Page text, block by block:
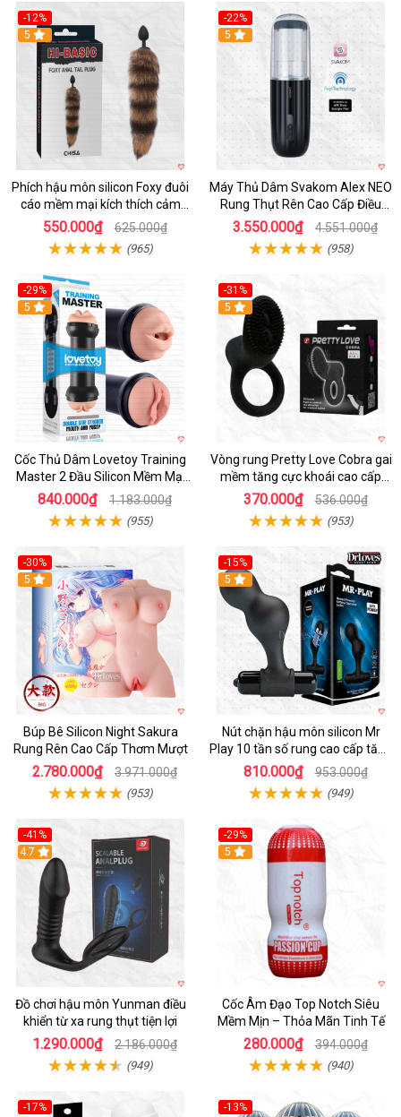
-12%
Hot
5
Phích hậu môn silicon Foxy đuôi
cáo mềm mại kích thích cảm
giác mới
550.000₫ 625.000₫
(965)
-22%
5
Máy Thủ Dâm Svakom Alex NEO
Rung Thụt Rên Cao Cấp Điều
Khiển App
3.550.000₫ 4.551.000₫
(958)
-29%
Hot
5
Cốc Thủ Dâm Lovetoy Training
Master 2 Đầu Silicon Mềm Mại
Tiện Lợi
840.000₫ 1.183.000₫
(955)
-31%
5
Vòng rung Pretty Love Cobra gai
mềm tăng cực khoái cao cấp
chính hãng
370.000₫ 536.000₫
(953)
-30%
Hot
5
Búp Bê Silicon Night Sakura
Rung Rên Cao Cấp Thơm Mượt
2.780.000₫ 3.971.000₫
(953)
-15%
Hot
5
Nút chặn hậu môn silicon Mr
Play 10 tần số rung cao cấp tăng
khoái cảm
810.000₫ 953.000₫
(949)
-41%
Hot
4.7
Đồ chơi hậu môn Yunman điều
khiển từ xa rung thụt tiện lợi
1.290.000₫ 2.186.000₫
(949)
-29%
5
Cốc Âm Đạo Top Notch Siêu
Mềm Mịn – Thỏa Mãn Tinh Tế
280.000₫ 394.000₫
(940)
-17%
-13%